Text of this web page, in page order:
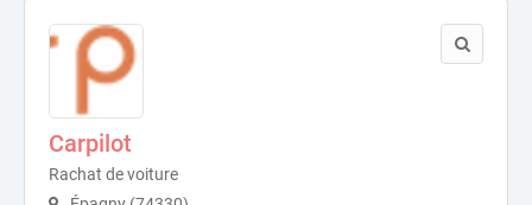
Carpilot
Rachat de voiture